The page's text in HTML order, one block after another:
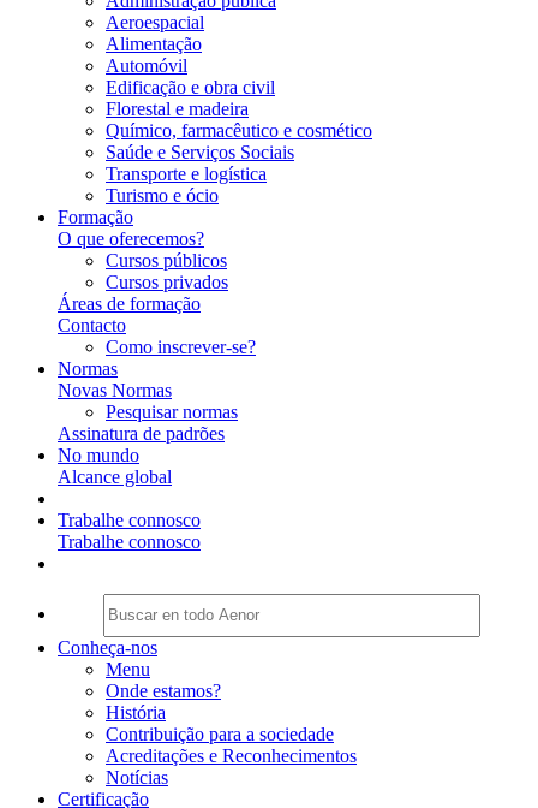
Aeroespacial
Alimentação
Automóvil
Edificação e obra civil
Florestal e madeira
Químico, farmacêutico e cosmético
Saúde e Serviços Sociais
Transporte e logística
Turismo e ócio
Formação
O que oferecemos?
Cursos públicos
Cursos privados
Áreas de formação
Contacto
Como inscrever-se?
Normas
Novas Normas
Pesquisar normas
Assinatura de padrões
No mundo
Alcance global
Trabalhe connosco
Trabalhe connosco
Conheça-nos
Menu
Onde estamos?
História
Contribuição para a sociedade
Acreditações e Reconhecimentos
Notícias
Certificação